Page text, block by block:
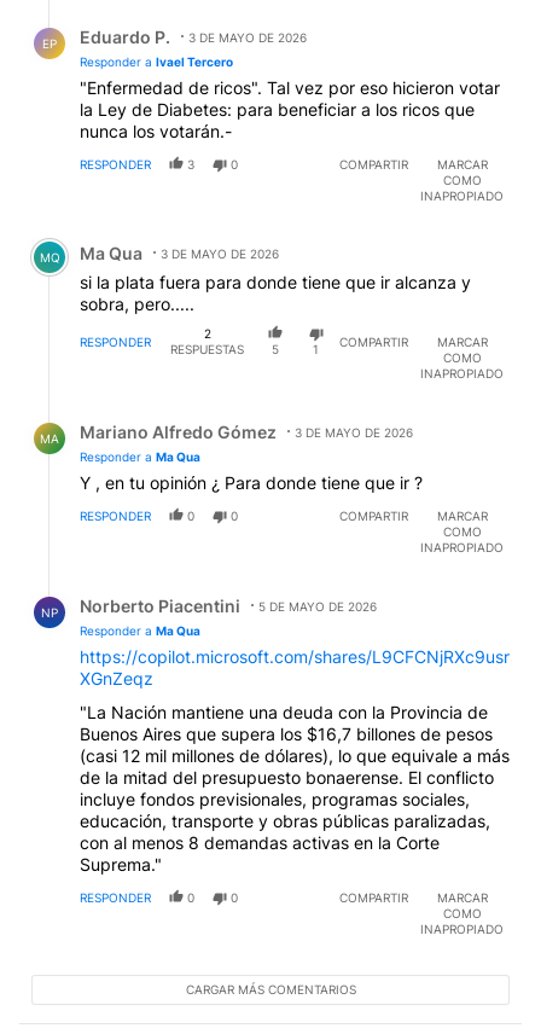
EP Eduardo P.
3 DE MAYO DE 2026
Responder a Ivael Tercero
"Enfermedad de ricos". Tal vez por eso hicieron votar
la Ley de Diabetes: para beneficiar a los ricos que
nunca los votarán.-
RESPONDER 3 0 COMPARTIR
MARCAR
COMO
INAPROPIADO
Comentario de Ma Qua.
MQ Ma Qua 3 DE MAYO DE 2026
si la plata fuera para donde tiene que ir alcanza y
sobra, pero.....
RESPONDER
2
RESPUESTAS
5 1
COMPARTIR
MARCAR
COMO
INAPROPIADO
MA Mariano Alfredo Gómez
3 DE MAYO DE 2026
Responder a Ma Qua
Y , en tu opinión ¿ Para donde tiene que ir ?
RESPONDER 0 0 COMPARTIR
MARCAR
COMO
INAPROPIADO
NP Norberto Piacentini
5 DE MAYO DE 2026
Responder a Ma Qua
https://copilot.microsoft.com/shares/L9CFCNjRXc9usr
XGnZeqz
"La Nación mantiene una deuda con la Provincia de
Buenos Aires que supera los $16,7 billones de pesos
(casi 12 mil millones de dólares), lo que equivale a más
de la mitad del presupuesto bonaerense. El conflicto
incluye fondos previsionales, programas sociales,
educación, transporte y obras públicas paralizadas,
con al menos 8 demandas activas en la Corte
Suprema."
RESPONDER 0 0 COMPARTIR
MARCAR
COMO
INAPROPIADO
CARGAR MÁS COMENTARIOS